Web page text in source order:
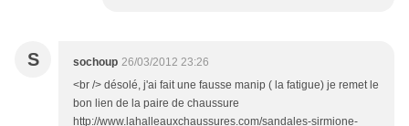
S sochoup 26/03/2012 23:26
<br /> désolé, j'ai fait une fausse manip ( la fatigue) je remet le
bon lien de la paire de chaussure
http://www.lahalleauxchaussures.com/sandales-sirmione-